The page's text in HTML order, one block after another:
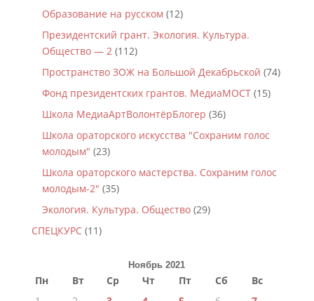
Образование на русском (12)
Президентский грант. Экология. Культура.
Общество — 2(112)
Пространство ЗОЖ на Большой Декабрьской (74)
Фонд президентских грантов. МедиаМОСТ(15)
Школа МедиаАртВолонтёрБлогер (36)
Школа ораторского искусства "Сохраним голос
молодым" (23)
Школа ораторского мастерства. Сохраним голос
молодым-2" (35)
Экология. Культура. Общество(29)
СПЕЦКУРС(11)
Ноябрь 2021
Пн Вт Ср Чт Пт Сб
Вс